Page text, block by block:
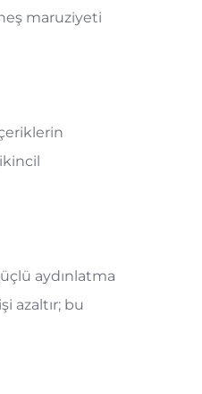
maruziyeti
aydınlatma
azaltır; bu